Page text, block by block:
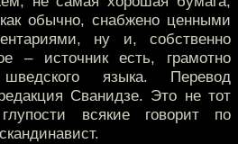
обычно, снабжено ценными
ну и, собственно
– источник есть, грамотно
языка. Перевод
Сванидзе. Это не тот
всякие говорит по